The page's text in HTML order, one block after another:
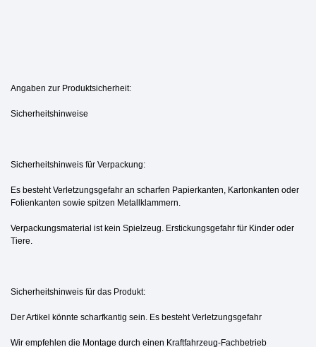
Angaben zur Produktsicherheit:
Sicherheitshinweise
Sicherheitshinweis für Verpackung:
Es besteht Verletzungsgefahr an scharfen Papierkanten, Kartonkanten oder
Folienkanten sowie spitzen Metallklammern.
Verpackungsmaterial ist kein Spielzeug. Erstickungsgefahr für Kinder oder
Tiere.
Sicherheitshinweis für das Produkt:
Der Artikel könnte scharfkantig sein. Es besteht Verletzungsgefahr
Wir empfehlen die Montage durch einen Kraftfahrzeug-Fachbetrieb